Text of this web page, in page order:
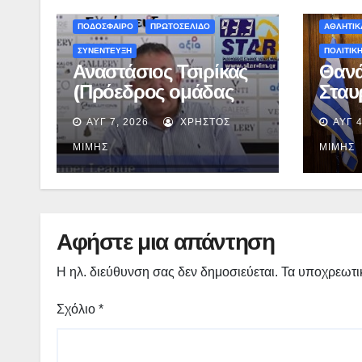
ΠΟΔΟΣΦΑΙΡΟ ΠΡΩΤΟΣΕΛΙΔΟ
ΣΥΝΕΝΤΕΥΞΗ
Αναστάσιος Τσιρίκας
(Πρόεδρος ομάδας
ΣΕΙΡΗΝΕΣ) στον Star-
fm 93.3: «Το όνειρο
έγινε πραγματικότητα
– Σας περιμένουμε
όλους το Σάββατο στη
– (audio)
ΑΥΓ 7, 2026 ΧΡΉΣΤΟΣ
ΜΊΜΗΣ
ΠΟΛΙΤΙΚΗ
ΑΥΓ
ΜΊΜΗΣ
Αφήστε μια απάντηση
Η ηλ. διεύθυνση σας δεν δημοσιεύεται. Τα
Σχόλιο *